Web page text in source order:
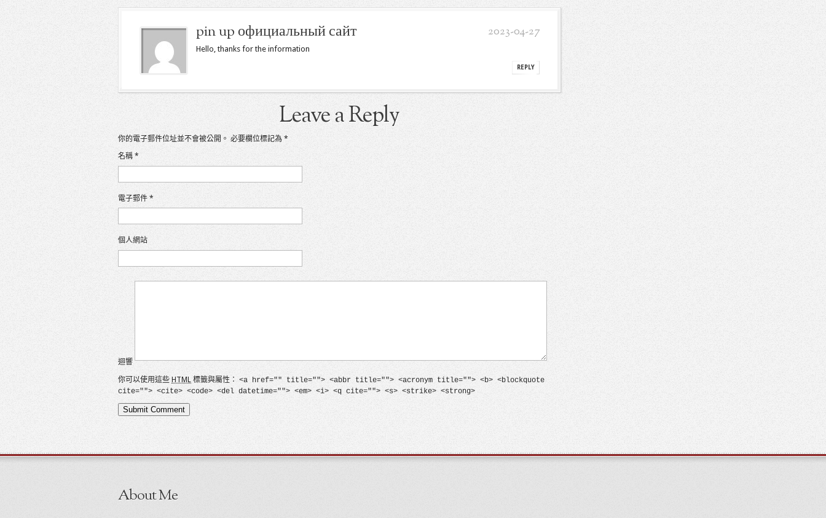
pin up официальный сайт 2023-04-27
Hello, thanks for the information
REPLY
Leave a Reply
你的電子郵件位址並不會被公開。 必要欄位標記為 *
名稱 *
電子郵件 *
個人網站
迴響
你可以使用這些 HTML 標籤與屬性： <a href="" title=""> <abbr title=""> <acronym title=""> <b> <blockquote
cite=""> <cite> <code> <del datetime=""> <em> <i> <q cite=""> <s> <strike> <strong>
About Me